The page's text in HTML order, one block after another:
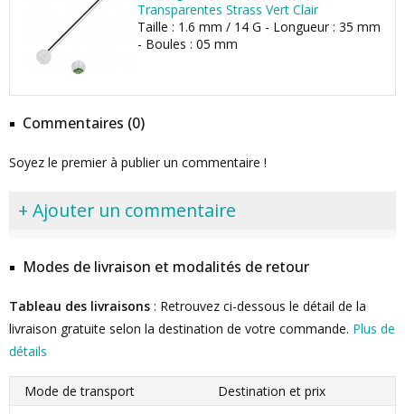
Transparentes Strass Vert Clair
Taille : 1.6 mm / 14 G - Longueur : 35 mm
- Boules : 05 mm
Commentaires (0)
Soyez le premier à publier un commentaire !
+ Ajouter un commentaire
Modes de livraison et modalités de retour
Tableau des livraisons : Retrouvez ci-dessous le détail de la
livraison gratuite selon la destination de votre commande. Plus de
détails
Mode de transport
Destination et prix